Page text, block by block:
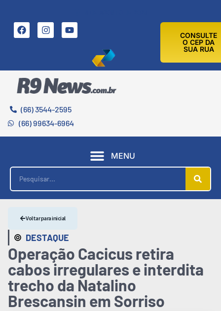
CONSULTE
O CEP DA
SUA RUA
(66) 3544-2595
(66) 99634-6964
MENU
DESTAQUE
Voltar para inicial
Operação Cacicus retira
cabos irregulares e interdita
trecho da Natalino
Brescansin em Sorriso